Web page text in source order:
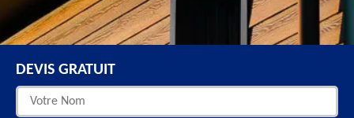
DEVIS GRATUIT